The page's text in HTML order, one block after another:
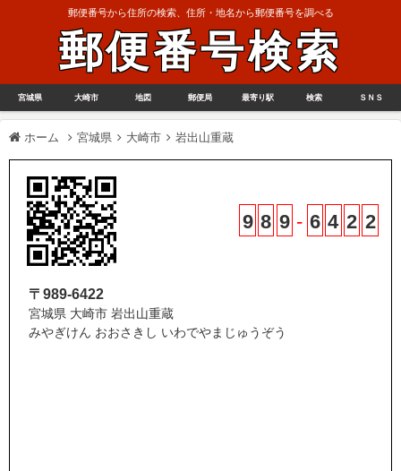
郵便番号から住所の検索、住所・地名から郵便番号を調べる
郵便番号検索
宮城県 大崎市 地図 郵便局 最寄り駅 検索 ＳＮＳ
ホーム 宮城県 大崎市 岩出山重蔵
9 8 9 - 6 4 2 2
〒989-6422
宮城県 大崎市 岩出山重蔵
みやぎけん おおさきし いわでやまじゅうぞう